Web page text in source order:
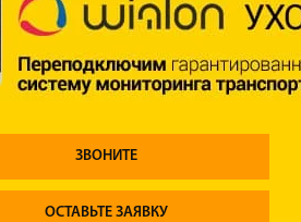
ЗВОНИТЕ
ОСТАВЬТЕ ЗАЯВКУ